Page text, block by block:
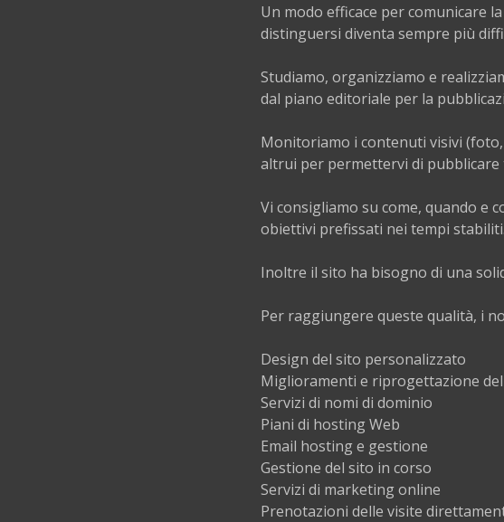
Un modo efficace per comunicare
distinguersi diventa sempre più
Studiamo, organizziamo e
dal piano editoriale per la
Monitoriamo i contenuti visivi
altrui per permettervi di pubblicare
Vi consigliamo su come, quando e
obiettivi prefissati nei tempi stabiliti.
Inoltre il sito ha bisogno di una
Per raggiungere queste qualità, i
Design del sito personalizzato
Miglioramenti e riprogettazione
Servizi di nomi di dominio
Piani di hosting Web
Email hosting e gestione
Gestione del sito in corso
Servizi di marketing online
Prenotazioni delle visite